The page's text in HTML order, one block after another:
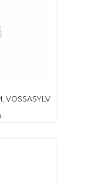
VOSSASYLV
Rabatt